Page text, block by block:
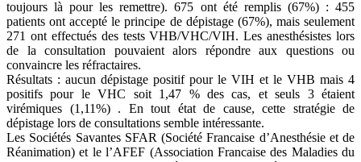
toujours là pour les remettre). 675 ont été remplis (67%) : 455
patients ont accepté le principe de dépistage (67%), mais seulement
271 ont effectués des tests VHB/VHC/VIH. Les anesthésistes lors
de la consultation pouvaient alors répondre aux questions ou
convaincre les réfractaires.
Résultats : aucun dépistage positif pour le VIH et le VHB mais 4
positifs pour le VHC soit 1,47 % des cas, et seuls 3 étaient
virémiques (1,11%) . En tout état de cause, cette stratégie de
dépistage lors de consultations semble intéressante.
Les Sociétés Savantes SFAR (Société Francaise d’Anesthésie et de
Réanimation) et le l’AFEF (Association Francaise des Maladies du